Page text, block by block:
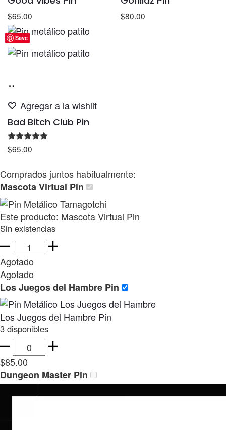
$65.00 $80.00
Save
carrito
Agregar a la wishlit
Bad Bitch Club Pin
Valorado
con
$65.00
Comprados juntos habitualmente:
Mascota Virtual Pin
Este producto: Mascota Virtual Pin
Sin existencias
Mascota
Virtual
Pin
cantidad
Agotado
Agotado
Los Juegos del Hambre Pin
Los Juegos del Hambre Pin
3 disponibles
Los
Juegos
del
Hambre
Pin
$85.00
Dungeon Master Pin